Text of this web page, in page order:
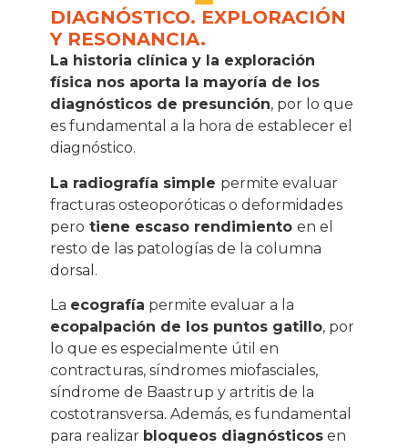
DIAGNÓSTICO. EXPLORACIÓN
Y RESONANCIA.
La historia clínica y la exploración
física nos aporta la mayoría de los
diagnósticos de presunción, por lo que
es fundamental a la hora de establecer el
diagnóstico.
La radiografía simple permite evaluar
fracturas osteoporóticas o deformidades
pero tiene escaso rendimiento en el
resto de las patologías de la columna
dorsal.
La ecografía permite evaluar a la
ecopalpación de los puntos gatillo, por
lo que es especialmente útil en
contracturas, síndromes miofasciales,
síndrome de Baastrup y artritis de la
costotransversa. Además, es fundamental
para realizar bloqueos diagnósticos en